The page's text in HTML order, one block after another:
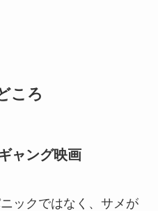
ころ
ャング映画
ックではなく、サメが